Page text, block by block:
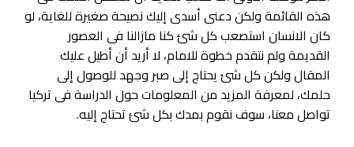
هذه القائمة ولكن دعنى أسدى إليك نصيحة صغيرة للغاية، لو
كان الانسان استصعب كل شئ كنا مازالنا فى العصور
القديمة ولم نتقدم خطوة للامام، لا أريد أن أطيل عليك
المقال ولكن كل شئ يحتاج إلى صبر وجهد للوصول إلى
حلمك، لمعرفة المزيد من المعلومات حول الدراسة فى تركيا
تواصل معنا، سوف نقوم بمدك بكل شئ تحتاج إليه.